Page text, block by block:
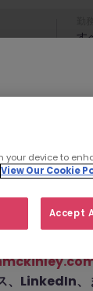
す
の
者を詐欺に
ィアプロフィ
信し、個人
LinkedIn、
your device to
View Our Cookie
Accept